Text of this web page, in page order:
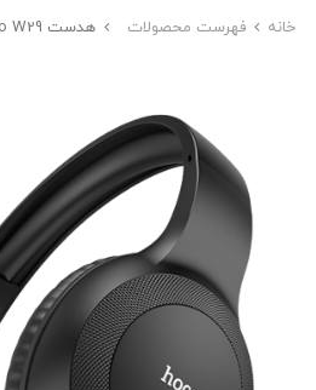
خانه فهرست محصولات هدست hoco W29